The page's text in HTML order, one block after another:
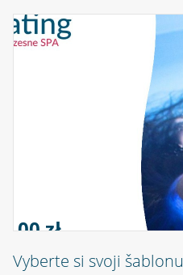
zł
Vyberte si svoji šablonu